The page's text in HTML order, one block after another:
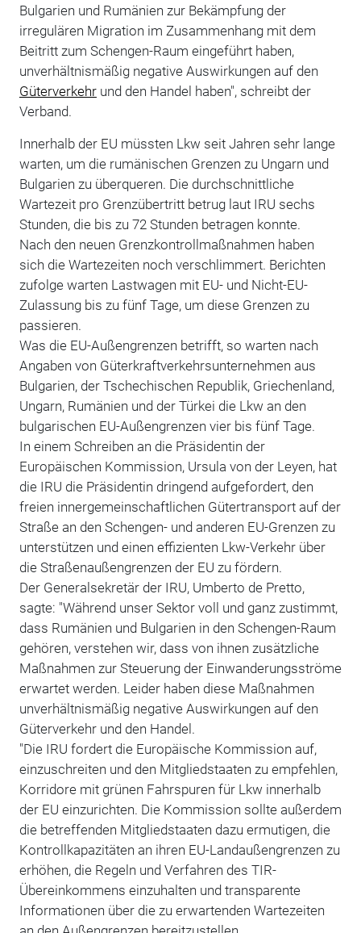
Bulgarien und Rumänien zur Bekämpfung der
irregulären Migration im Zusammenhang mit dem
Beitritt zum Schengen-Raum eingeführt haben,
unverhältnismäßig negative Auswirkungen auf den
Güterverkehrund den Handel haben", schreibt der
Verband.
Innerhalb der EU müssten Lkw seit Jahren sehr lange
warten, um die rumänischen Grenzen zu Ungarn und
Bulgarien zu überqueren. Die durchschnittliche
Wartezeit pro Grenzübertritt betrug laut IRU sechs
Stunden, die bis zu 72 Stunden betragen konnte.
Nach den neuen Grenzkontrollmaßnahmen haben
sich die Wartezeiten noch verschlimmert. Berichten
zufolge warten Lastwagen mit EU- und Nicht-EU-
Zulassung bis zu fünf Tage, um diese Grenzen zu
passieren.
Was die EU-Außengrenzen betrifft, so warten nach
Angaben von Güterkraftverkehrsunternehmen aus
Bulgarien, der Tschechischen Republik, Griechenland,
Ungarn, Rumänien und der Türkei die Lkw an den
bulgarischen EU-Außengrenzen vier bis fünf Tage.
In einem Schreiben an die Präsidentin der
Europäischen Kommission, Ursula von der Leyen, hat
die IRU die Präsidentin dringend aufgefordert, den
freien innergemeinschaftlichen Gütertransport auf der
Straße an den Schengen- und anderen EU-Grenzen zu
unterstützen und einen effizienten Lkw-Verkehr über
die Straßenaußengrenzen der EU zu fördern.
Der Generalsekretär der IRU, Umberto de Pretto,
sagte: "Während unser Sektor voll und ganz zustimmt,
dass Rumänien und Bulgarien in den Schengen-Raum
gehören, verstehen wir, dass von ihnen zusätzliche
Maßnahmen zur Steuerung der Einwanderungsströme
erwartet werden. Leider haben diese Maßnahmen
unverhältnismäßig negative Auswirkungen auf den
Güterverkehr und den Handel.
"Die IRU fordert die Europäische Kommission auf,
einzuschreiten und den Mitgliedstaaten zu empfehlen,
Korridore mit grünen Fahrspuren für Lkw innerhalb
der EU einzurichten. Die Kommission sollte außerdem
die betreffenden Mitgliedstaaten dazu ermutigen, die
Kontrollkapazitäten an ihren EU-Landaußengrenzen zu
erhöhen, die Regeln und Verfahren des TIR-
Übereinkommens einzuhalten und transparente
Informationen über die zu erwartenden Wartezeiten